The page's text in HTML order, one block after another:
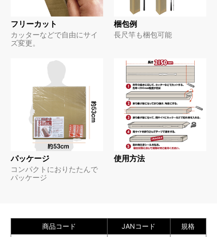
フリーカット
カッターなどで自由にサイ
ズ変更。
梱包例
長尺竿も梱包可能
パッケージ
コンパクトにおりたたんで
パッケージ
使用方法
商品コード JANコード
規格